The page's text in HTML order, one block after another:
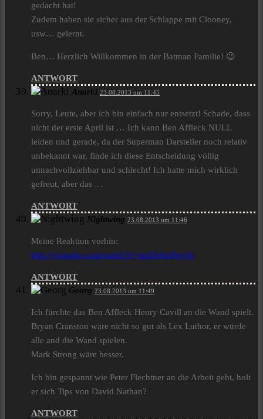
gedacht hat!
Zudem haben sie sicher aus der Schlappe mit Clooney,
usw… gelernt.
Ben… Herzlich Willkommen in der Batman Familie! 😉
ANTWORT
Anarki 23.08.2013 um 11:45
Sorry, Leute, aber ich bin einfach nur entsetzt! Schade, dass
nicht der erste April ist … Ich kann Ben Affleck NULL
leiden und gerade, da der Superman Darsteller noch relativ
unbekannt war, finde ich diese Entscheidung völlig
unnachvollziehbar und schlecht! Ich hatte mich wirklich
gefreut, aber das …
ANTWORT
Nightwing 23.08.2013 um 11:46
Meine Reaktion vorhin:
http://youtube.com/watch?v=umDr0mPuyQc
ANTWORT
Georg 23.08.2013 um 11:49
Ich fürchte das Ben Affleck Henry Cavill an die Wand spielt.
Bryan Cranston wäre nicht so gut als Lex Luthor, er würde
alle and die Wand spielen.
Mark Strong wäre besser.
Ich bin gespannt wie Peter Flechtner an die Arbeit geht, holt
er sich Tips von David Nathan?
ANTWORT